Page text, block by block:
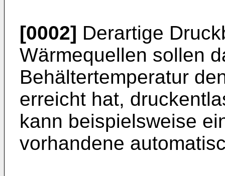
[0002] Derartige
Wärme­quellen sollen
Behältertemperatur
erreicht hat,
kann beispielsweise
vorhandene